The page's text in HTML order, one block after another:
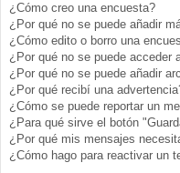
¿Cómo creo una encuesta?
¿Por qué no se puede añadir
¿Cómo edito o borro una
¿Por qué no se puede acceder
¿Por qué no se puede añadir
¿Por qué recibí una
¿Cómo se puede reportar un
¿Para qué sirve el botón
¿Por qué mis mensajes
¿Cómo hago para reactivar un